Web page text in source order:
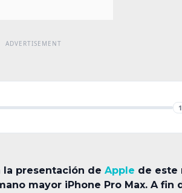
presentación de Apple de este
mayor iPhone Pro Max. A fin